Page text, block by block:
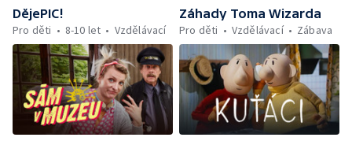
DějePIC!
Pro děti
8-10 let Vzdělávací
Záhady Toma Wizarda
Pro děti
Vzdělávací Zábava